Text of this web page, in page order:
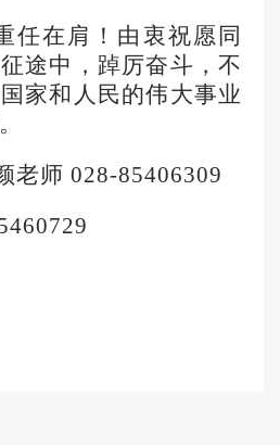
任在肩！由衷祝愿同
途中，踔厉奋斗，不
家和人民的伟大事业
老师 028-85406309